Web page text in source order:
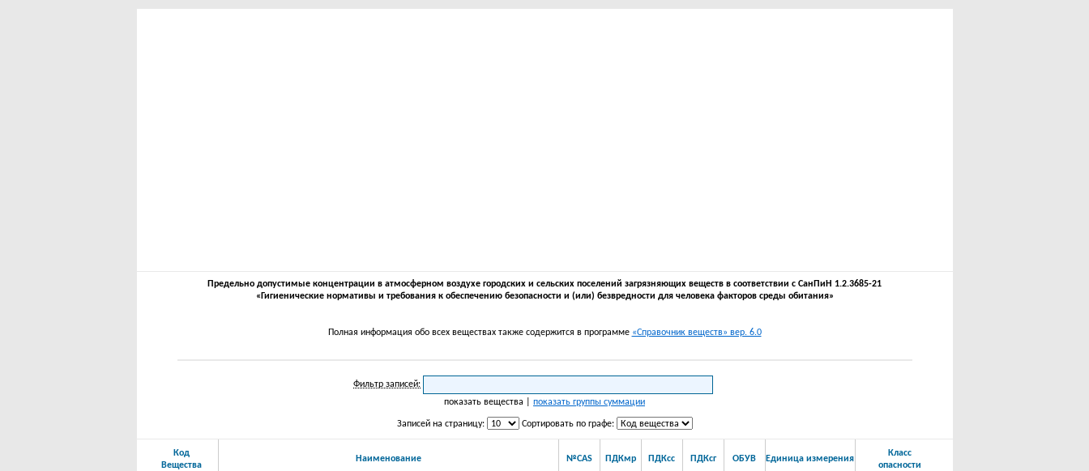
Предельно допустимые концентрации в атмосферном воздухе городских и сельских поселений загрязняющих веществ в соответствии с СанПиН 1.2.3685-21
«Гигиенические нормативы и требования к обеспечению безопасности и (или) безвредности для человека факторов среды обитания»
Полная информация обо всех веществах также содержится в программе «Справочник веществ» вер. 6.0
Фильтр записей:
показать вещества | показать группы суммации
Записей на страницу: Сортировать по графе:
Код
Вещества
Наименование №CAS ПДКмр ПДКсс ПДКсг ОБУВ Единица измерения
Класс
опасности